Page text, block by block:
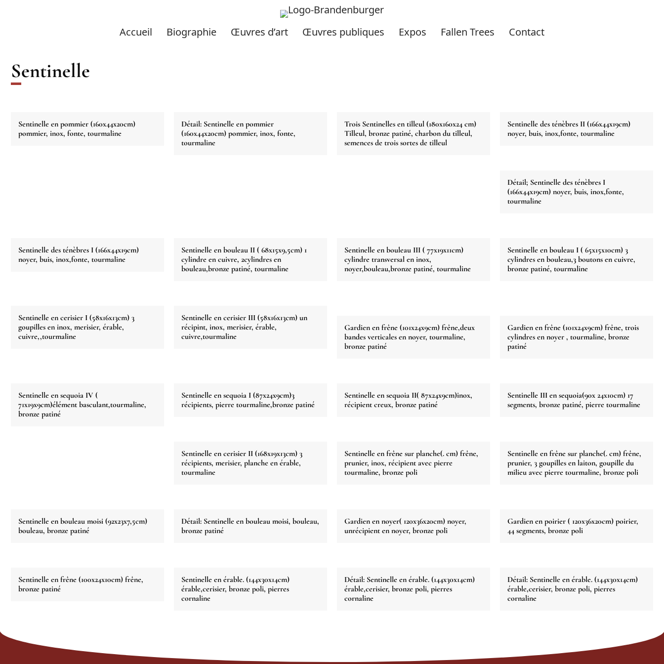
Accueil Biographie Œuvres d’art Œuvres publiques Expos Fallen Trees Contact
Sentinelle
Sentinelle en pommier (160x44x20cm)
pommier, inox, fonte, tourmaline
Détail: Sentinelle en pommier
(160x44x20cm) pommier, inox, fonte,
tourmaline
Trois Sentinelles en tilleul (180x160x24 cm)
Tilleul, bronze patiné, charbon du tilleul,
semences de trois sortes de tilleul
Sentinelle des ténèbres II (166x44x19cm)
noyer, buis, inox,fonte, tourmaline
Détail; Sentinelle des ténèbres I
(166x44x19cm) noyer, buis, inox,fonte,
tourmaline
Sentinelle des ténèbres I (166x44x19cm)
noyer, buis, inox,fonte, tourmaline
Sentinelle en bouleau II ( 68x15x9,5cm) 1
cylindre en cuivre, 2cylindres en
bouleau,bronze patiné, tourmaline
Sentinelle en bouleau III ( 77x19x11cm)
cylindre transversal en inox,
noyer,bouleau,bronze patiné, tourmaline
Sentinelle en bouleau I ( 65x15x10cm) 3
cylindres en bouleau,3 boutons en cuivre,
bronze patiné, tourmaline
Sentinelle en cerisier I (58x16x13cm) 3
goupilles en inox, merisier, érable,
cuivre,,tourmaline
Sentinelle en cerisier III (58x16x13cm) un
récipint, inox, merisier, érable,
cuivre,tourmaline
Gardien en frêne (101x24x9cm) frêne,deux
bandes verticales en noyer, tourmaline,
bronze patiné
Gardien en frêne (101x24x9cm) frêne, trois
cylindres en noyer , tourmaline, bronze
patiné
Sentinelle en sequoia IV (
71x19x9cm)élément basculant,tourmaline,
bronze patiné
Sentinelle en sequoia I (87x24x9cm)3
récipients, pierre tourmaline,bronze patiné
Sentinelle en sequoia II( 87x24x9cm)inox,
récipient creux, bronze patiné
Sentinelle III en sequoia(90x 24x10cm) 17
segments, bronze patiné, pierre tourmaline
Sentinelle en cerisier II (168x19x13cm) 3
récipients, merisier, planche en érable,
tourmaline
Sentinelle en frêne sur planche(. cm) frêne,
prunier, inox, récipient avec pierre
tourmaline, bronze poli
Sentinelle en frêne sur planche(. cm) frêne,
prunier, 3 goupilles en laiton, goupille du
milieu avec pierre tourmaline, bronze poli
Sentinelle en bouleau moisi (92x23x7,5cm)
bouleau, bronze patiné
Détail: Sentinelle en bouleau moisi, bouleau,
bronze patiné
Gardien en noyer( 120x36x20cm) noyer,
unrécipient en noyer, bronze poli
Gardien en poirier ( 120x36x20cm) poirier,
44 segments, bronze poli
Sentinelle en frêne (100x24x10cm) frêne,
bronze patiné
Sentinelle en érable. (144x30x14cm)
érable,cerisier, bronze poli, pierres
cornaline
Détail: Sentinelle en érable. (144x30x14cm)
érable,cerisier, bronze poli, pierres
cornaline
Détail: Sentinelle en érable. (144x30x14cm)
érable,cerisier, bronze poli, pierres
cornaline